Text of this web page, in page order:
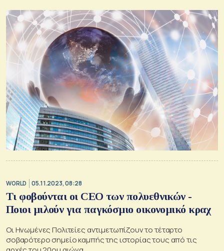
WORLD 05.11.2023, 08:28
Τι φοβούνται οι CEO των πολυεθνικών -
Ποιοι μιλούν για παγκόσμιο οικονομικό κραχ
Οι Ηνωμένες Πολιτείες αντιμετωπίζουν το τέταρτο
σοβαρότερο σημείο καμπής της ιστορίας τους από τις